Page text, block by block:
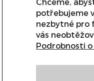
potřebujeme
nezbytné pro
vás
Podrobnosti o